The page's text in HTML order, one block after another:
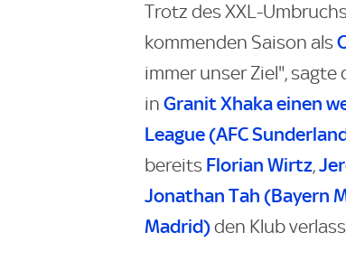
Trotz des XXL-
kommenden Saison als
immer unser Ziel",
in Granit Xhaka einen
League (AFC
bereits Florian Wirtz,
Jonathan Tah (Bayern
Madrid)den Klub